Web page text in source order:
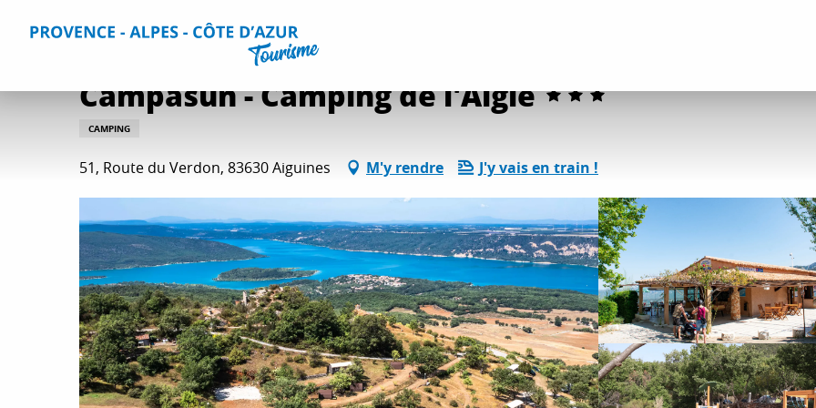
Accueil Séjourner Hébergements
Campasun - Camping de l'Aigle
CAMPING
51, Route du Verdon, 83630 Aiguines M'y rendre J'y vais en train !